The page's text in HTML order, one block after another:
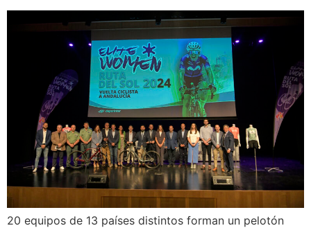
20 equipos de 13 países distintos forman un pelotón